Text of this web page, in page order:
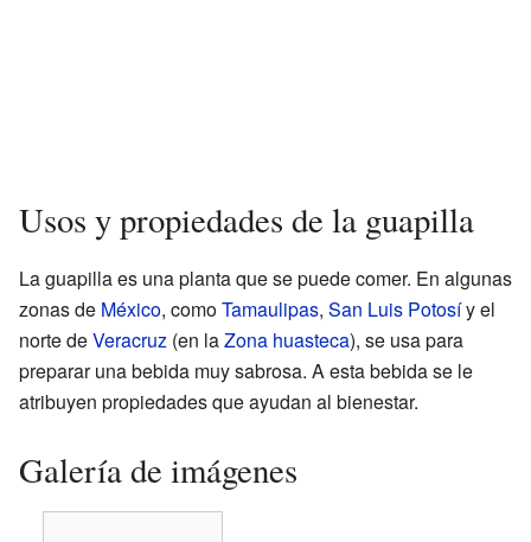
Usos y propiedades de la guapilla
La guapilla es una planta que se puede comer. En algunas
zonas de México, comoTamaulipas, San Luis Potosíy el
norte deVeracruz (en laZona huasteca), se usa para
preparar una bebida muy sabrosa. A esta bebida se le
atribuyen propiedades que ayudan al bienestar.
Galería de imágenes